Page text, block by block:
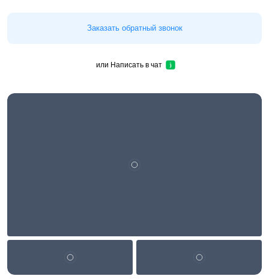
Заказать обратный звонок
или Написать в чат